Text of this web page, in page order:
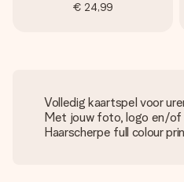
€ 24,99
Volledig kaartspel voor
Met jouw foto, logo en/
Haarscherpe full colour